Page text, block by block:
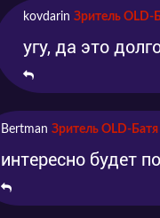
kovdarin Зритель OLD-
угу, да это
Bertman Зритель OLD-Батя
интересно будет